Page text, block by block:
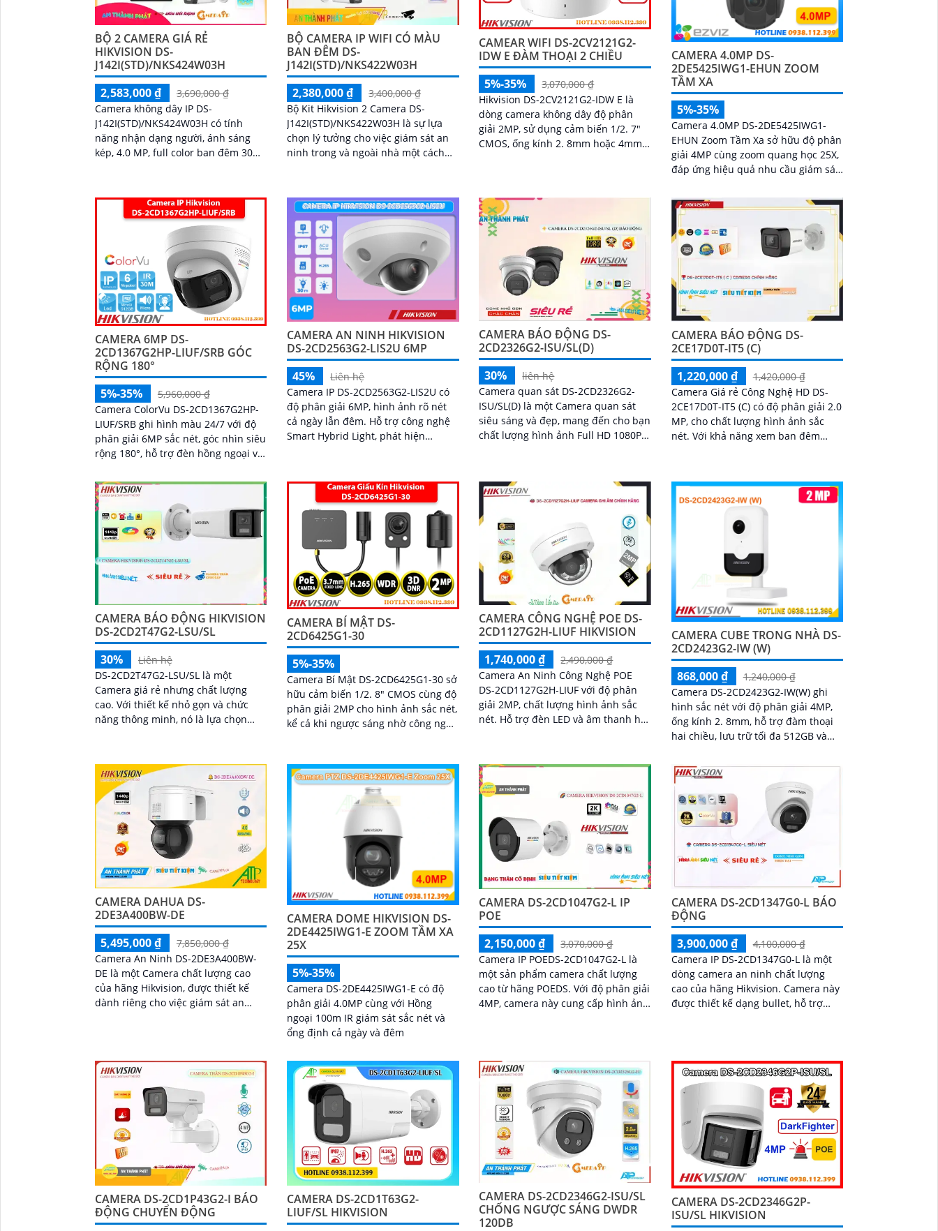
BỘ 2 CAMERA GIÁ RẺ
HIKVISION DS-
J142I(STD)/NKS424W03H
2,583,000 ₫
3,690,000 ₫
Camera không dây IP DS-
J142I(STD)/NKS424W03H có tính
năng nhận dạng người, ánh sáng
kép, 4.0 MP, full color ban đêm 30m,
BỘ CAMERA IP WIFI CÓ MÀU
BAN ĐÊM DS-
J142I(STD)/NKS422W03H
2,380,000 ₫
3,400,000 ₫
Bộ Kit Hikvision 2 Camera DS-
J142I(STD)/NKS422W03H là sự lựa
chọn lý tưởng cho việc giám sát an
ninh trong và ngoài nhà một cách
bạn hình ảnh rõ ràng và chất lượng
cao
CAMEAR WIFI DS-2CV2121G2-
IDW E ĐÀM THOẠI 2 CHIỀU
5%-35%
3,070,000 ₫
Hikvision DS-2CV2121G2-IDW E là
dòng camera không dây độ phân
giải 2MP, sử dụng cảm biến 1/2. 7"
CMOS, ống kính 2. 8mm hoặc 4mm,
CAMERA 4.0MP DS-
2DE5425IWG1-EHUN ZOOM
TẦM XA
5%-35%
Camera 4.0MP DS-2DE5425IWG1-
EHUN Zoom Tầm Xa sở hữu độ phân
giải 4MP cùng zoom quang học 25X,
đáp ứng hiệu quả nhu cầu giám sát
CAMERA 6MP DS-
2CD1367G2HP-LIUF/SRB GÓC
RỘNG 180°
5%-35%
5,960,000 ₫
Camera ColorVu DS-2CD1367G2HP-
LIUF/SRB ghi hình màu 24/7 với độ
phân giải 6MP sắc nét, góc nhìn siêu
rộng 180°, hỗ trợ đèn hồng ngoại và
hợp micro, loa, khe thẻ nhớ đến
512GB, đèn cảnh báo xanh đỏ và
chống nước IP67, thích hợp giám sát
ngoài trời hiệu quả
CAMERA AN NINH HIKVISION
DS-2CD2563G2-LIS2U 6MP
45%
Liên hệ
Camera IP DS-2CD2563G2-LIS2U có
độ phân giải 6MP, hình ảnh rõ nét
cả ngày lẫn đêm. Hỗ trợ công nghệ
Smart Hybrid Light, phát hiện
hồng ngoại 30m, ánh sáng kép, và
phát hiện xâm nhập
CAMERA BÁO ĐỘNG DS-
2CD2326G2-ISU/SL(D)
30%
liên hệ
Camera quan sát DS-2CD2326G2-
ISU/SL(D) là một Camera quan sát
siêu sáng và đẹp, mang đến cho bạn
chất lượng hình ảnh Full HD 1080P
CAMERA BÁO ĐỘNG DS-
2CE17D0T-IT5 (C)
1,220,000 ₫
1,420,000 ₫
Camera Giá rẻ Công Nghệ HD DS-
2CE17D0T-IT5 (C) có độ phân giải 2.0
MP, cho chất lượng hình ảnh sắc
nét. Với khả năng xem ban đêm
CAMERA BÁO ĐỘNG HIKVISION
DS-2CD2T47G2-LSU/SL
30%
Liên hệ
DS-2CD2T47G2-LSU/SL là một
Camera giá rẻ nhưng chất lượng
cao. Với thiết kế nhỏ gọn và chức
năng thông minh, nó là lựa chọn
CAMERA BÍ MẬT DS-
2CD6425G1-30
5%-35%
Camera Bí Mật DS-2CD6425G1-30 sở
hữu cảm biến 1/2. 8" CMOS cùng độ
phân giải 2MP cho hình ảnh sắc nét,
kể cả khi ngược sáng nhờ công nghệ
CAMERA CÔNG NGHỆ POE DS-
2CD1127G2H-LIUF HIKVISION
1,740,000 ₫
2,490,000 ₫
Camera An Ninh Công Nghệ POE
DS-2CD1127G2H-LIUF với độ phân
giải 2MP, chất lượng hình ảnh sắc
nét. Hỗ trợ đèn LED và âm thanh hai
CAMERA CUBE TRONG NHÀ DS-
2CD2423G2-IW (W)
868,000 ₫
1,240,000 ₫
Camera DS-2CD2423G2-IW(W) ghi
hình sắc nét với độ phân giải 4MP,
ống kính 2. 8mm, hỗ trợ đàm thoại
hai chiều, lưu trữ tối đa 512GB và
phân biệt người, phương tiện
CAMERA DAHUA DS-
2DE3A400BW-DE
5,495,000 ₫
7,850,000 ₫
Camera An Ninh DS-2DE3A400BW-
DE là một Camera chất lượng cao
của hãng Hikvision, được thiết kế
dành riêng cho việc giám sát an
sát chi tiết từng góc độ
CAMERA DOME HIKVISION DS-
2DE4425IWG1-E ZOOM TẦM XA
25X
5%-35%
Camera DS-2DE4425IWG1-E có độ
phân giải 4.0MP cùng với Hồng
ngoại 100m IR giám sát sắc nét và
ổng định cả ngày và đêm
CAMERA DS-2CD1047G2-L IP
POE
2,150,000 ₫
3,070,000 ₫
Camera IP POEDS-2CD1047G2-L là
một sản phẩm camera chất lượng
cao từ hãng POEDS. Với độ phân giải
4MP, camera này cung cấp hình ảnh
CAMERA DS-2CD1347G0-L BÁO
ĐỘNG
3,900,000 ₫
4,100,000 ₫
Camera IP DS-2CD1347G0-L là một
dòng camera an ninh chất lượng
cao của hãng Hikvision. Camera này
được thiết kế dạng bullet, hỗ trợ
CAMERA DS-2CD1P43G2-I BÁO
ĐỘNG CHUYỂN ĐỘNG
CAMERA DS-2CD1T63G2-
LIUF/SL HIKVISION
CAMERA DS-2CD2346G2-ISU/SL
CHỐNG NGƯỢC SÁNG DWDR
120DB
CAMERA DS-2CD2346G2P-
ISU/SL HIKVISION